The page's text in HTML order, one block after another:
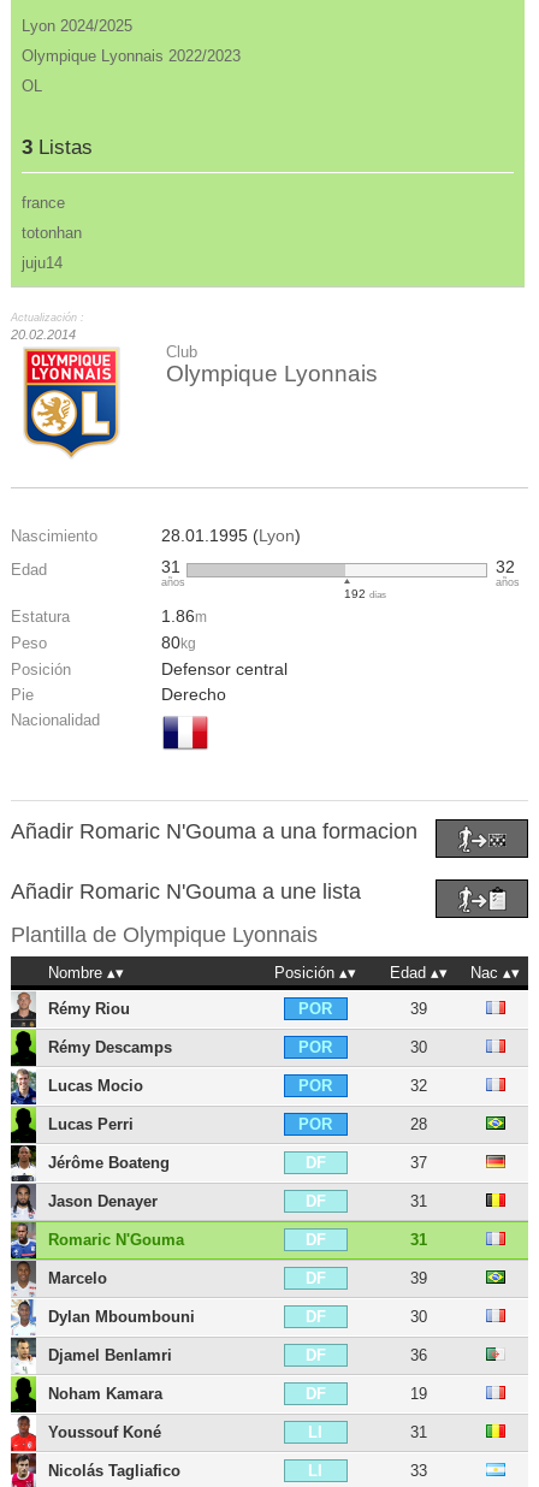
Lyon 2024/2025
Olympique Lyonnais 2022/2023
OL
3 Listas
france
totonhan
juju14
Actualización :
20.02.2014
Club
Olympique Lyonnais
Nascimiento 28.01.1995 (Lyon)
Edad 31
años
192días
32
años
Estatura 1.86m
Peso 80kg
Posición Defensor central
Pie Derecho
Nacionalidad
Añadir Romaric N'Gouma a una formacion
Añadir Romaric N'Gouma a une lista
Plantilla de Olympique Lyonnais
Nombre Posición Edad
Nac
Rémy Riou
POR 39
Rémy Descamps POR 30
Lucas Mocio POR 32
Lucas Perri POR 28
Jérôme Boateng DF 37
Jason Denayer DF 31
Romaric N'Gouma DF 31
Marcelo DF 39
Dylan Mboumbouni DF 30
Djamel Benlamri DF 36
Noham Kamara DF 19
Youssouf Koné LI 31
Nicolás Tagliafico LI 33